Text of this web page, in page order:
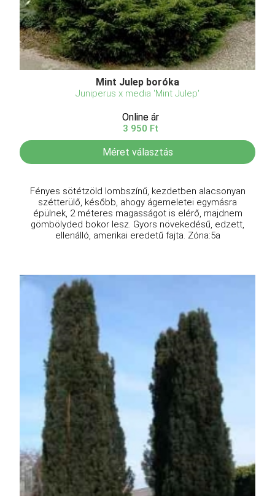
Mint Julep boróka
Juniperus x media 'Mint Julep'
Online ár
3 950 Ft
Méret választás
Fényes sötétzöld lombszínű, kezdetben alacsonyan
szétterülő, később, ahogy ágemeletei egymásra
épülnek, 2 méteres magasságot is elérő, majdnem
gömbölyded bokor lesz. Gyors növekedésű, edzett,
ellenálló, amerikai eredetű fajta. Zóna:5a